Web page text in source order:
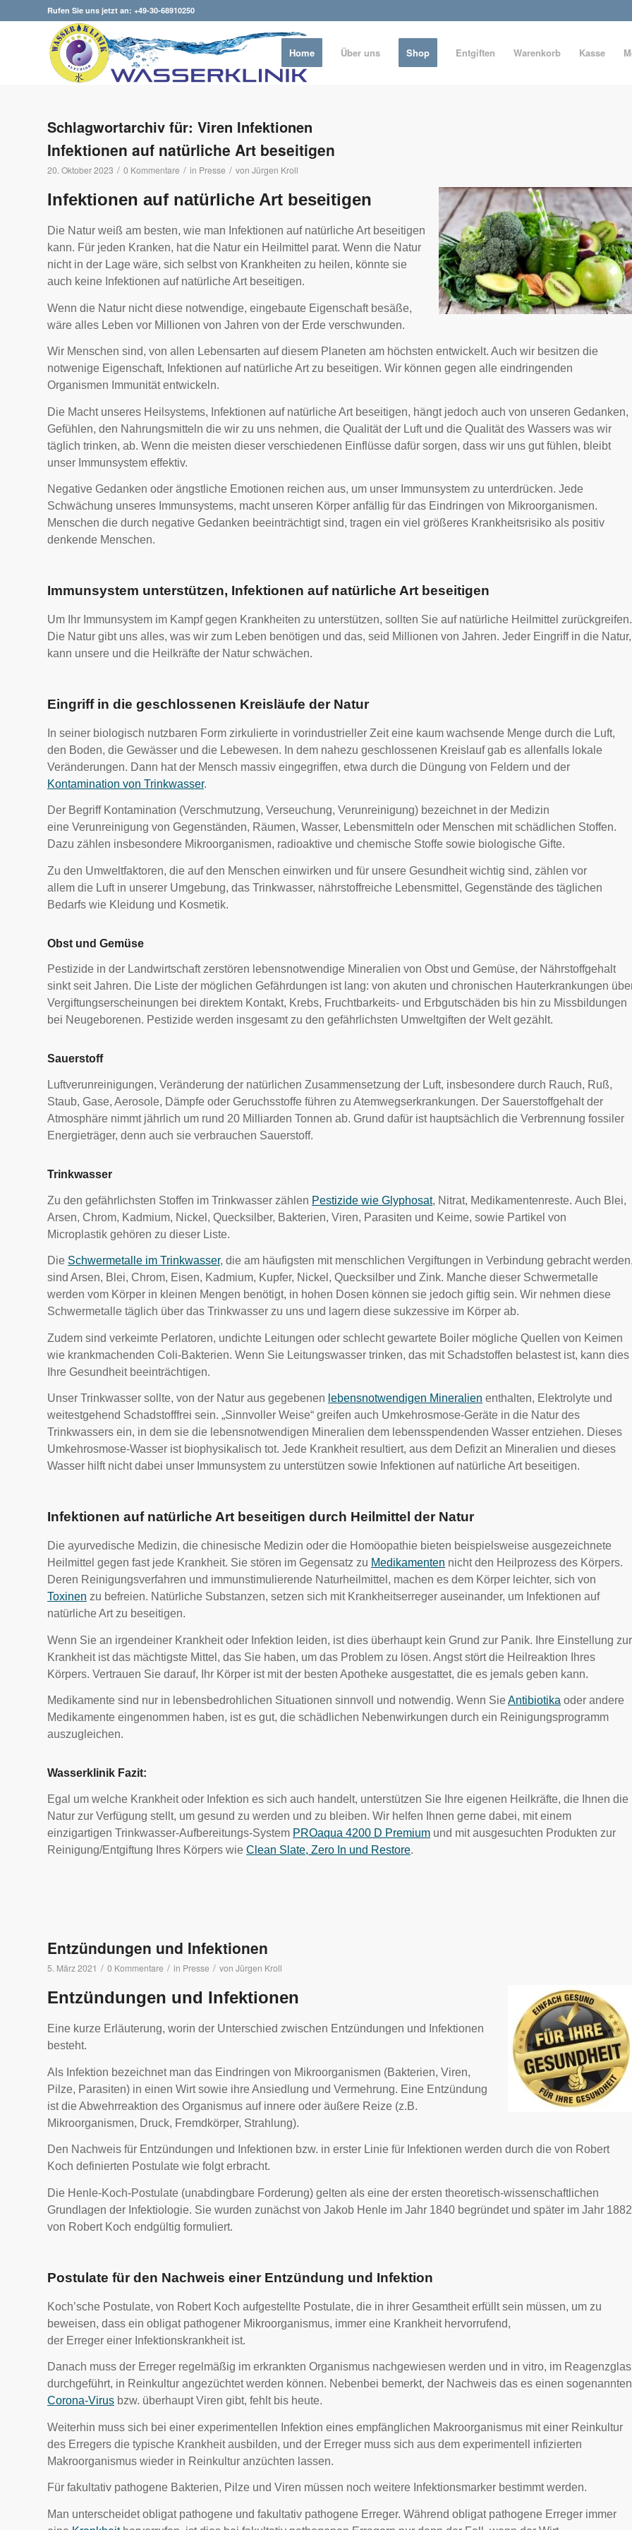
Rufen Sie uns jetzt an: +49-30-68910250
Home Über uns Shop Entgiften Warenkorb Kasse
Schlagwortarchiv für: Viren Infektionen
Infektionen auf natürliche Art beseitigen
20. Oktober 2023 / 0 Kommentare / in Presse / von Jürgen Kroll
Infektionen auf natürliche Art beseitigen
Die Natur weiß am besten, wie man Infektionen auf natürliche Art beseitigen
kann. Für jeden Kranken, hat die Natur ein Heilmittel parat. Wenn die Natur
nicht in der Lage wäre, sich selbst von Krankheiten zu heilen, könnte sie
auch keine Infektionen auf natürliche Art beseitigen.
Wenn die Natur nicht diese notwendige, eingebaute Eigenschaft besäße,
wäre alles Leben vor Millionen von Jahren von der Erde verschwunden.
Wir Menschen sind, von allen Lebensarten auf diesem Planeten am höchsten entwickelt. Auch wir besitzen die
notwenige Eigenschaft, Infektionen auf natürliche Art zu beseitigen. Wir können gegen alle eindringenden
Organismen Immunität entwickeln.
Die Macht unseres Heilsystems, Infektionen auf natürliche Art beseitigen, hängt jedoch auch von unseren Gedanken,
Gefühlen, den Nahrungsmitteln die wir zu uns nehmen, die Qualität der Luft und die Qualität des Wassers was wir
täglich trinken, ab. Wenn die meisten dieser verschiedenen Einflüsse dafür sorgen, dass wir uns gut fühlen, bleibt
unser Immunsystem effektiv.
Negative Gedanken oder ängstliche Emotionen reichen aus, um unser Immunsystem zu unterdrücken. Jede
Schwächung unseres Immunsystems, macht unseren Körper anfällig für das Eindringen von Mikroorganismen.
Menschen die durch negative Gedanken beeinträchtigt sind, tragen ein viel größeres Krankheitsrisiko als positiv
denkende Menschen.
Immunsystem unterstützen, Infektionen auf natürliche Art beseitigen
Um Ihr Immunsystem im Kampf gegen Krankheiten zu unterstützen, sollten Sie auf natürliche Heilmittel zurückgreifen.
Die Natur gibt uns alles, was wir zum Leben benötigen und das, seid Millionen von Jahren. Jeder Eingriff in die Natur,
kann unsere und die Heilkräfte der Natur schwächen.
Eingriff in die geschlossenen Kreisläufe der Natur
In seiner biologisch nutzbaren Form zirkulierte in vorindustrieller Zeit eine kaum wachsende Menge durch die Luft,
den Boden, die Gewässer und die Lebewesen. In dem nahezu geschlossenen Kreislauf gab es allenfalls lokale
Veränderungen. Dann hat der Mensch massiv eingegriffen, etwa durch die Düngung von Feldern und der
Kontamination von Trinkwasser.
Der Begriff Kontamination (Verschmutzung, Verseuchung, Verunreinigung) bezeichnet in der Medizin
eine Verunreinigung von Gegenständen, Räumen, Wasser, Lebensmitteln oder Menschen mit schädlichen Stoffen.
Dazu zählen insbesondere Mikroorganismen, radioaktive und chemische Stoffe sowie biologische Gifte.
Zu den Umweltfaktoren, die auf den Menschen einwirken und für unsere Gesundheit wichtig sind, zählen vor
allem die Luft in unserer Umgebung, das Trinkwasser, nährstoffreiche Lebensmittel, Gegenstände des täglichen
Bedarfs wie Kleidung und Kosmetik.
Obst und Gemüse
Pestizide in der Landwirtschaft zerstören lebensnotwendige Mineralien von Obst und Gemüse, der Nährstoffgehalt
sinkt seit Jahren. Die Liste der möglichen Gefährdungen ist lang: von akuten und chronischen Hauterkrankungen
Vergiftungserscheinungen bei direktem Kontakt, Krebs, Fruchtbarkeits- und Erbgutschäden bis hin zu Missbildungen
bei Neugeborenen. Pestizide werden insgesamt zu den gefährlichsten Umweltgiften der Welt gezählt.
Sauerstoff
Luftverunreinigungen, Veränderung der natürlichen Zusammensetzung der Luft, insbesondere durch Rauch, Ruß,
Staub, Gase, Aerosole, Dämpfe oder Geruchsstoffe führen zu Atemwegserkrankungen. Der Sauerstoffgehalt der
Atmosphäre nimmt jährlich um rund 20 Milliarden Tonnen ab. Grund dafür ist hauptsächlich die Verbrennung fossiler
Energieträger, denn auch sie verbrauchen Sauerstoff.
Trinkwasser
Zu den gefährlichsten Stoffen im Trinkwasser zählen Pestizide wie Glyphosat, Nitrat, Medikamentenreste. Auch Blei,
Arsen, Chrom, Kadmium, Nickel, Quecksilber, Bakterien, Viren, Parasiten und Keime, sowie Partikel von
Microplastik gehören zu dieser Liste.
Die Schwermetalle im Trinkwasser, die am häufigsten mit menschlichen Vergiftungen in Verbindung gebracht
sind Arsen, Blei, Chrom, Eisen, Kadmium, Kupfer, Nickel, Quecksilber und Zink. Manche dieser Schwermetalle
werden vom Körper in kleinen Mengen benötigt, in hohen Dosen können sie jedoch giftig sein. Wir nehmen diese
Schwermetalle täglich über das Trinkwasser zu uns und lagern diese sukzessive im Körper ab.
Zudem sind verkeimte Perlatoren, undichte Leitungen oder schlecht gewartete Boiler mögliche Quellen von Keimen
wie krankmachenden Coli-Bakterien. Wenn Sie Leitungswasser trinken, das mit Schadstoffen belastest ist, kann dies
Ihre Gesundheit beeinträchtigen.
Unser Trinkwasser sollte, von der Natur aus gegebenen lebensnotwendigen Mineralien enthalten, Elektrolyte und
weitestgehend Schadstofffrei sein. „Sinnvoller Weise“ greifen auch Umkehrosmose-Geräte in die Natur des
Trinkwassers ein, in dem sie die lebensnotwendigen Mineralien dem lebensspendenden Wasser entziehen. Dieses
Umkehrosmose-Wasser ist biophysikalisch tot. Jede Krankheit resultiert, aus dem Defizit an Mineralien und dieses
Wasser hilft nicht dabei unser Immunsystem zu unterstützen sowie Infektionen auf natürliche Art beseitigen.
Infektionen auf natürliche Art beseitigen durch Heilmittel der Natur
Die ayurvedische Medizin, die chinesische Medizin oder die Homöopathie bieten beispielsweise ausgezeichnete
Heilmittel gegen fast jede Krankheit. Sie stören im Gegensatz zu Medikamenten nicht den Heilprozess des Körpers.
Deren Reinigungsverfahren und immunstimulierende Naturheilmittel, machen es dem Körper leichter, sich von
Toxinen zu befreien. Natürliche Substanzen, setzen sich mit Krankheitserreger auseinander, um Infektionen auf
natürliche Art zu beseitigen.
Wenn Sie an irgendeiner Krankheit oder Infektion leiden, ist dies überhaupt kein Grund zur Panik. Ihre Einstellung zur
Krankheit ist das mächtigste Mittel, das Sie haben, um das Problem zu lösen. Angst stört die Heilreaktion Ihres
Körpers. Vertrauen Sie darauf, Ihr Körper ist mit der besten Apotheke ausgestattet, die es jemals geben kann.
Medikamente sind nur in lebensbedrohlichen Situationen sinnvoll und notwendig. Wenn SieAntibiotika oder andere
Medikamente eingenommen haben, ist es gut, die schädlichen Nebenwirkungen durch ein Reinigungsprogramm
auszugleichen.
Wasserklinik Fazit:
Egal um welche Krankheit oder Infektion es sich auch handelt, unterstützen Sie Ihre eigenen Heilkräfte, die Ihnen die
Natur zur Verfügung stellt, um gesund zu werden und zu bleiben. Wir helfen Ihnen gerne dabei, mit einem
einzigartigen Trinkwasser-Aufbereitungs-System PROaqua 4200 D Premium und mit ausgesuchten Produkten zur
Reinigung/Entgiftung Ihres Körpers wie Clean Slate, Zero In und Restore.
Entzündungen und Infektionen
5. März 2021 / 0 Kommentare / in Presse / von Jürgen Kroll
Entzündungen und Infektionen
Eine kurze Erläuterung, worin der Unterschied zwischen Entzündungen und Infektionen
besteht.
Als Infektion bezeichnet man das Eindringen von Mikroorganismen (Bakterien, Viren,
Pilze, Parasiten) in einen Wirt sowie ihre Ansiedlung und Vermehrung. Eine Entzündung
ist die Abwehrreaktion des Organismus auf innere oder äußere Reize (z.B.
Mikroorganismen, Druck, Fremdkörper, Strahlung).
Den Nachweis für Entzündungen und Infektionen bzw. in erster Linie für Infektionen werden durch die von Robert
Koch definierten Postulate wie folgt erbracht.
Die Henle-Koch-Postulate (unabdingbare Forderung) gelten als eine der ersten theoretisch-wissenschaftlichen
Grundlagen der Infektiologie. Sie wurden zunächst von Jakob Henle im Jahr 1840 begründet und später im Jahr 1882
von Robert Koch endgültig formuliert.
Postulate für den Nachweis einer Entzündung und Infektion
Koch’sche Postulate, von Robert Koch aufgestellte Postulate, die in ihrer Gesamtheit erfüllt sein müssen, um zu
beweisen, dass ein obligat pathogener Mikroorganismus, immer eine Krankheit hervorrufend,
der Erreger einer Infektionskrankheit ist.
Danach muss der Erreger regelmäßig im erkrankten Organismus nachgewiesen werden und in vitro, im Reagenzglas
durchgeführt, in Reinkultur angezüchtet werden können. Nebenbei bemerkt, der Nachweis das es einen sogenannten
Corona-Virus bzw. überhaupt Viren gibt, fehlt bis heute.
Weiterhin muss sich bei einer experimentellen Infektion eines empfänglichen Makroorganismus mit einer Reinkultur
des Erregers die typische Krankheit ausbilden, und der Erreger muss sich aus dem experimentell infizierten
Makroorganismus wieder in Reinkultur anzüchten lassen.
Für fakultativ pathogene Bakterien, Pilze und Viren müssen noch weitere Infektionsmarker bestimmt werden.
Man unterscheidet obligat pathogene und fakultativ pathogene Erreger. Während obligat pathogene Erreger immer